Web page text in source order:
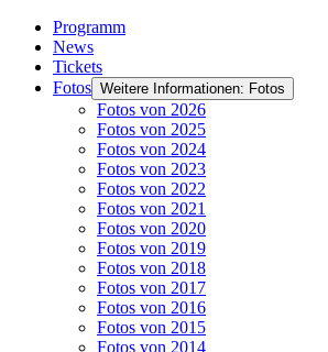
Programm
News
Tickets
Fotos Weitere Informationen: Fotos
Fotos von 2026
Fotos von 2025
Fotos von 2024
Fotos von 2023
Fotos von 2022
Fotos von 2021
Fotos von 2020
Fotos von 2019
Fotos von 2018
Fotos von 2017
Fotos von 2016
Fotos von 2015
Fotos von 2014